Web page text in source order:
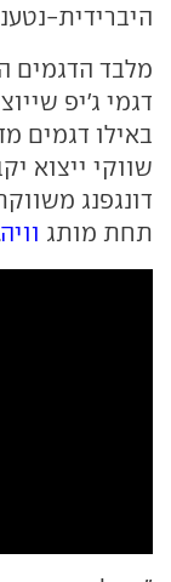
היברידית-
מלבד הדגמים
דגמי ג'יפ
באילו דגמים
שווקי ייצוא
דונגפנג
תחת מותג וויה